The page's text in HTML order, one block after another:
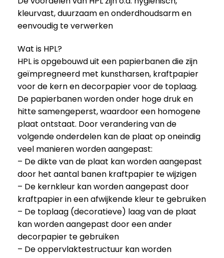
kleurvast, duurzaam en onderdhoudsarm en
eenvoudig te verwerken
Wat is HPL?
HPL is opgebouwd uit een papierbanen die zijn
geïmpregneerd met kunstharsen, kraftpapier
voor de kern en decorpapier voor de toplaag.
De papierbanen worden onder hoge druk en
hitte samengeperst, waardoor een homogene
plaat ontstaat. Door verandering van de
volgende onderdelen kan de plaat op oneindig
veel manieren worden aangepast:
– De dikte van de plaat kan worden aangepast
door het aantal banen kraftpapier te wijzigen
– De kernkleur kan worden aangepast door
kraftpapier in een afwijkende kleur te gebruiken
– De toplaag (decoratieve) laag van de plaat
kan worden aangepast door een ander
decorpapier te gebruiken
– De oppervlaktestructuur kan worden